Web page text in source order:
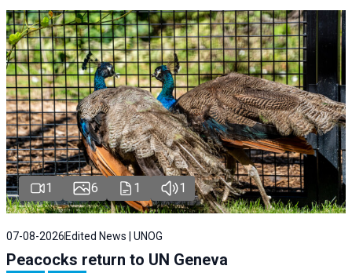
1 6 1 1
07-08-2026 Edited News | UNOG
Peacocks return to UN Geneva